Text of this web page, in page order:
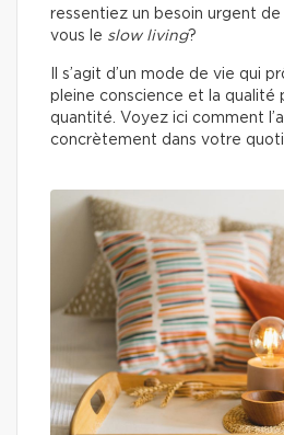
ressentiez un besoin urgent de
vous le slow living?
Il s’agit d’un mode de vie qui
pleine conscience et la qualité
quantité. Voyez ici comment
concrètement dans votre